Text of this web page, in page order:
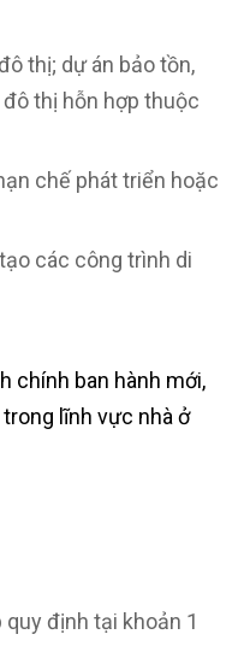
thị; dự án bảo tồn,
thị hỗn hợp thuộc
chế phát triển hoặc
các công trình di
chính ban hành mới,
lĩnh vực nhà ở
định tại khoản 1